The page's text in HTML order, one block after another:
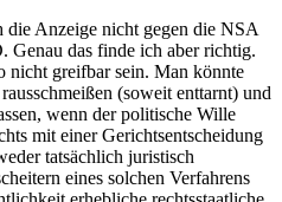
Anzeige nicht gegen die NSA
Genau das finde ich aber richtig.
greifbar sein. Man könnte
(soweit enttarnt) und
wenn der politische Wille
mit einer Gerichtsentscheidung
tatsächlich juristisch
eines solchen Verfahrens